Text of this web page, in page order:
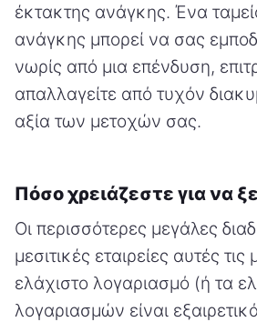
έκτακτης ανάγκης. Ένα
ανάγκης μπορεί να σας
νωρίς από μια επένδυση,
απαλλαγείτε από τυχόν
αξία των μετοχών σας.
Πόσο χρειάζεστε για να
Οι περισσότερες μεγάλες
μεσιτικές εταιρείες αυτές
ελάχιστο λογαριασμό (ή τα
λογαριασμών είναι